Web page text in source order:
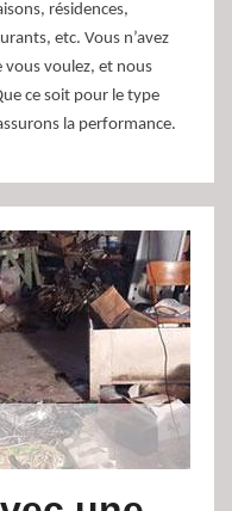
résidences,
etc. Vous n’avez
vous voulez, et nous
ce soit pour le type
la performance.